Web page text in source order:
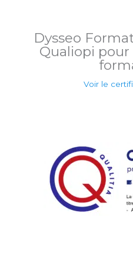
Dysseo
Qualiopi
Voir le